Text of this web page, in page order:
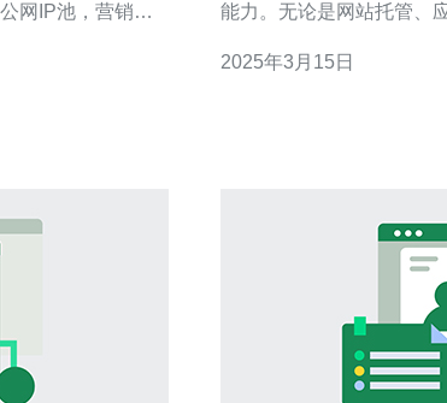
网IP池，营销类
权重高的站点
能力。无论是网站托管、
云服务器的服务商，让用户的体
2025年3月15日